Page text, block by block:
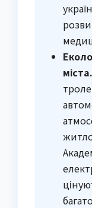
міста.